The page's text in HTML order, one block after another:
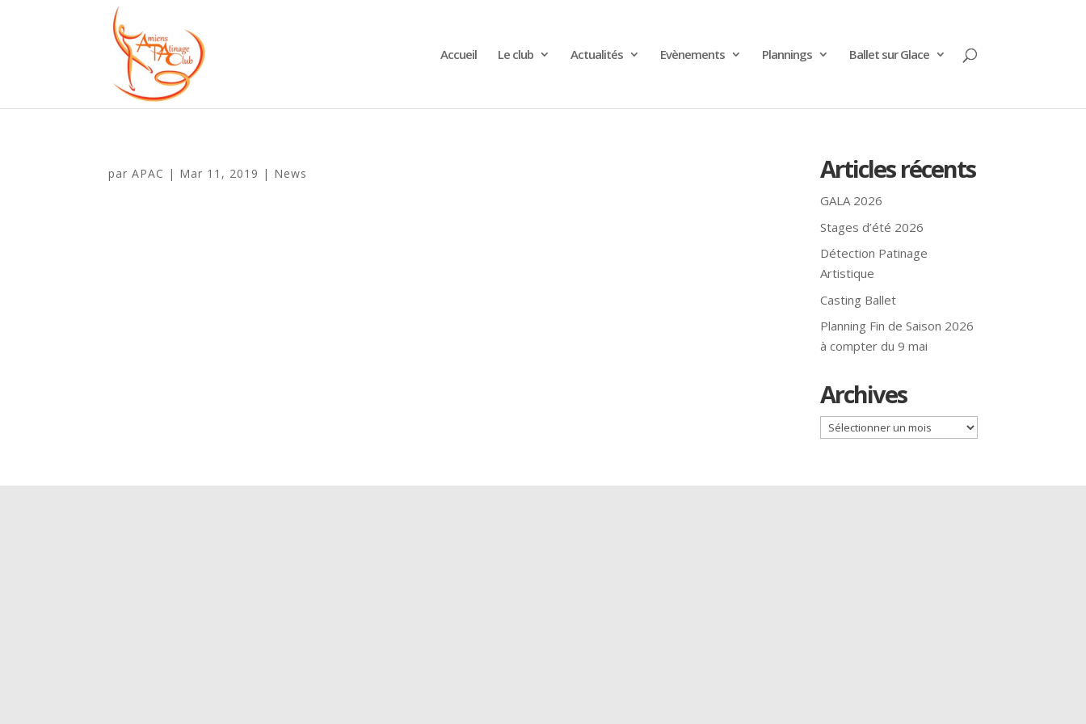
Accueil Le club Actualités Evènements Plannings Ballet sur Glace
parAPAC | Mar 11, 2019 | News Articles récents
GALA 2026
Stages d’été 2026
Détection Patinage
Artistique
Casting Ballet
Planning Fin de Saison 2026
à compter du 9 mai
Archives
Archives